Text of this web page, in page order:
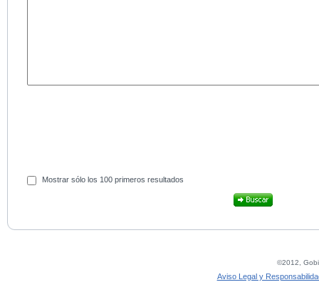
Mostrar sólo los 100 primeros resultados
©2012,
Aviso Legal y